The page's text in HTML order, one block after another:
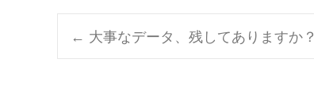
Post
← 大事なデータ、残してありますか？